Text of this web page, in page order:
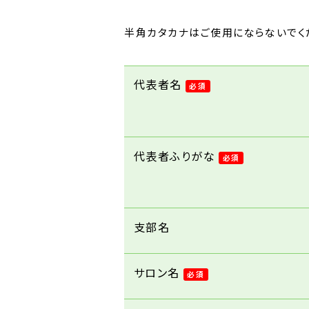
半角カタカナはご使用にならないでく
代表者名 必須
代表者ふりがな 必須
支部名
サロン名 必須